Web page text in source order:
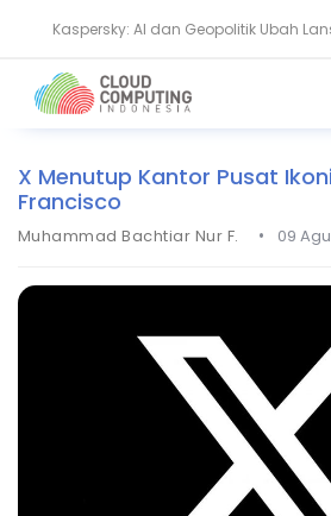
Kaspersky: AI dan Geopolitik Ubah
Ransomware Meningkat, Pakar Telkom
X Menutup Kantor Pusat
Francisco
Muhammad Bachtiar Nur F. • 09